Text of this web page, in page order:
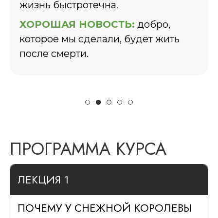
быстротечна.
НОВОСТЬ:добро,
мы сделали, будет жить
смерти.
ПРОГРАММА КУРСА
ЛЕКЦИЯ 1
ПОЧЕМУ У СНЕЖНОЙ КОРОЛЕВЫ